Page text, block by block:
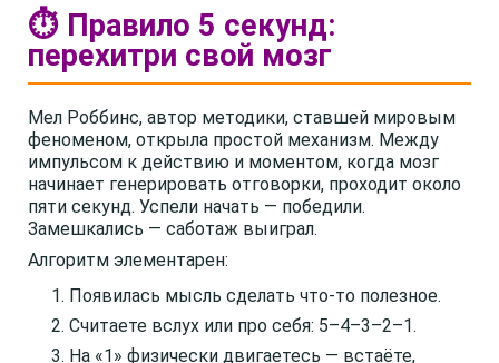
⏱️ Правило 5 секунд:
перехитри свой мозг
Мел Роббинс, автор методики, ставшей мировым
феноменом, открыла простой механизм. Между
импульсом к действию и моментом, когда мозг
начинает генерировать отговорки, проходит около
пяти секунд. Успели начать — победили.
Замешкались — саботаж выиграл.
Алгоритм элементарен:
Появилась мысль сделать что-то полезное.
Считаете вслух или про себя: 5–4–3–2–1.
На «1» физически двигаетесь — встаёте,